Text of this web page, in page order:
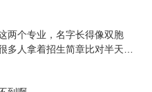
两个专业，名字长得像双胞
多人拿着招生简章比对半天，
一个，进了学校才发现学的东